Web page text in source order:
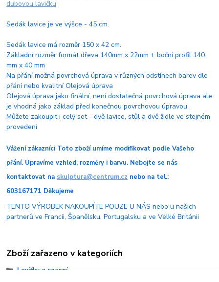
dubovou lavičku
Sedák lavice je ve výšce - 45 cm.
Sedák lavice má rozměr 150 x 42 cm.
Základní rozměr formát dřeva 140mm x 22mm + boční profil 140
mm x 40 mm
Na přání možná povrchová úprava v různých odstínech barev dle
přání nebo kvalitní Olejová úprava
Olejová úprava jako finální, není dostatečná povrchová úprava ale
je vhodná jako základ před konečnou povrchovou úpravou .
Můžete zakoupit i celý set - dvě lavice, stůl a dvě židle ve stejném
provedení
Vážení zákazníci Toto zboží umíme modifikovat podle Vašeho
přání. Upravíme vzhled, rozměry i barvu. Nebojte se nás
kontaktovat na skulptura@centrum.cz nebo na tel.:
603167171 Děkujeme
TENTO VÝROBEK NAKOUPÍTE POUZE U NÁS nebo u našich
partnerů ve Francii, Španělsku, Portugalsku a ve Velké Británii
Zboží zařazeno v kategoriích
Lavičky a sezení